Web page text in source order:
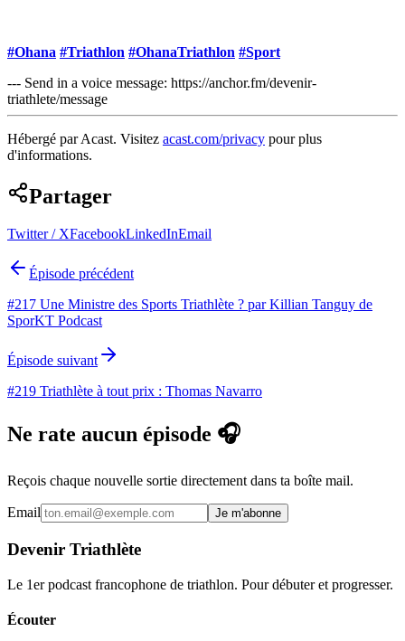
#Ohana #Triathlon #OhanaTriathlon #Sport
--- Send in a voice message: https://anchor.fm/devenir-
triathlete/message
Hébergé par Acast. Visitez acast.com/privacy pour plus
d'informations.
Partager
Twitter / XFacebookLinkedInEmail
Épisode précédent
#217 Une Ministre des Sports Triathlète ? par Killian Tanguy de
SporKT Podcast
Épisode suivant
#219 Triathlète à tout prix : Thomas Navarro
Ne rate aucun épisode 🎧
Reçois chaque nouvelle sortie directement dans ta boîte mail.
Email Je m'abonne
Devenir Triathlète
Le 1er podcast francophone de triathlon. Pour débuter et progresser.
Écouter